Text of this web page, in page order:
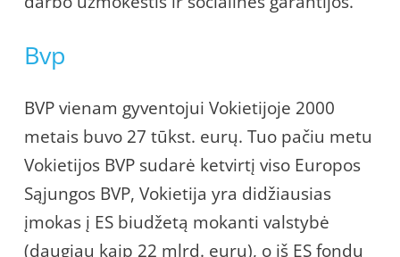
Bvp
BVP vienam gyventojui Vokietijoje 2000
metais buvo 27 tūkst. eurų. Tuo pačiu metu
Vokietijos BVP sudarė ketvirtį viso Europos
Sąjungos BVP, Vokietija yra didžiausias
įmokas į ES biudžetą mokanti valstybė
(daugiau kaip 22 mlrd. eurų), o iš ES fondų